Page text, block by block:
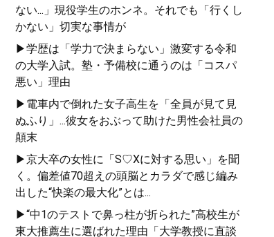
の自宅勉強法』
合格した著者が明かす
「最高の勉強法」
『東大合格はいくらで買
ない...」現役学生のホンネ。それでも「行くし
かない」切実な事情が
▶学歴は「学力で決まらない」激変する令和
の大学入試。塾・予備校に通うのは「コスパ
悪い」理由
▶電車内で倒れた女子高生を「全員が見て見
ぬふり」...彼女をおぶって助けた男性会社員の
顛末
▶京大卒の女性に「S♡Xに対する思い」を聞
く。偏差値70超えの頭脳とカラダで感じ編み
出した“快楽の最大化”とは...
▶“中1のテストで鼻っ柱が折られた”高校生が
東大推薦生に選ばれた理由「大学教授に直談